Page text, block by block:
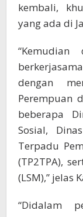
kembali,
yang ada di
dengan
Perempuan
beberapa
Sosial,
Terpadu
(TP2TPA),
(LSM),” jelas
“Didalam